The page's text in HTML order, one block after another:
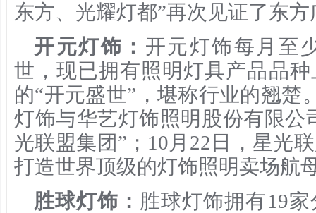
东方、光耀灯都”再次见证了东
开元灯饰： 开元灯饰每月至
世，现已拥有照明灯具产品品
的“开元盛世”，堪称行业的翘楚
灯饰与华艺灯饰照明股份有限公
光联盟集团”；10月22日，星光
打造世界顶级的灯饰照明卖场航
胜球灯饰： 胜球灯饰拥有19